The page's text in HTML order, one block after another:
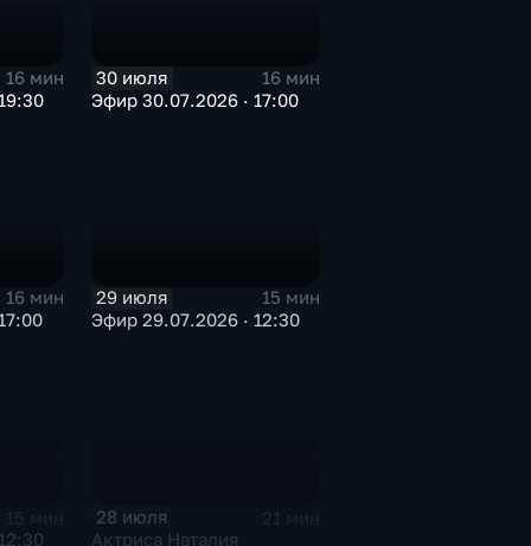
16 мин
30 июля
16 мин
Эфир 30.07.2026 · 17:00
16 мин
29 июля
15 мин
Эфир 29.07.2026 · 12:30
28 июля
Актриса Наталия